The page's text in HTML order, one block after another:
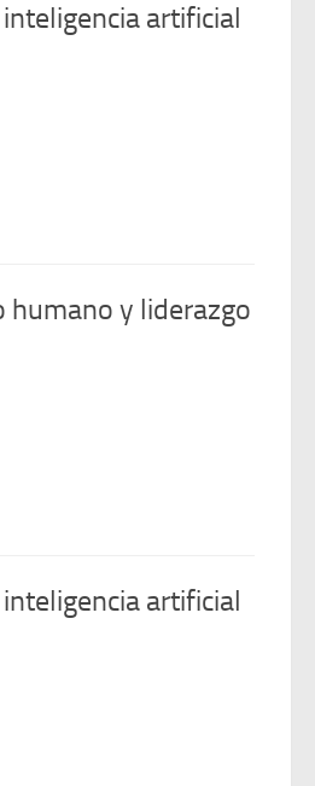
artificial
humano y liderazgo
artificial